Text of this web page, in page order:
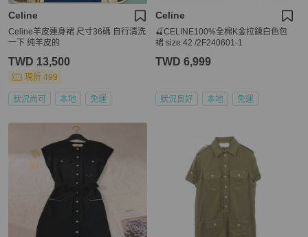
Celine
Celine羊皮連身裙 尺寸36碼 自行清洗
一下 纯羊皮的
TWD 13,500
現折 499
狀況尚可 本地 免運
Celine
🍒CELINE100%全棉K金拉鍊白色包
裙 size:42 /2F240601-1
TWD 6,999
狀況良好 本地 免運